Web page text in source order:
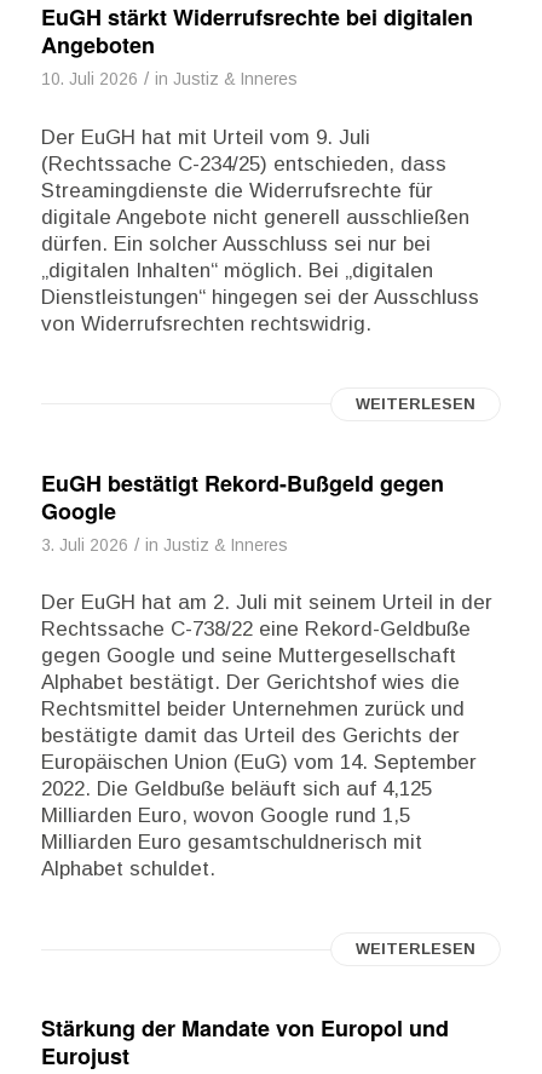
EuGH stärkt Widerrufsrechte bei digitalen
Angeboten
10. Juli 2026 / in Justiz & Inneres
Der EuGH hat mit Urteil vom 9. Juli
(Rechtssache C-234/25) entschieden, dass
Streamingdienste die Widerrufsrechte für
digitale Angebote nicht generell ausschließen
dürfen. Ein solcher Ausschluss sei nur bei
„digitalen Inhalten“ möglich. Bei „digitalen
Dienstleistungen“ hingegen sei der Ausschluss
von Widerrufsrechten rechtswidrig.
WEITERLESEN
EuGH bestätigt Rekord-Bußgeld gegen
Google
3. Juli 2026 / in Justiz & Inneres
Der EuGH hat am 2. Juli mit seinem Urteil in der
Rechtssache C-738/22 eine Rekord-Geldbuße
gegen Google und seine Muttergesellschaft
Alphabet bestätigt. Der Gerichtshof wies die
Rechtsmittel beider Unternehmen zurück und
bestätigte damit das Urteil des Gerichts der
Europäischen Union (EuG) vom 14. September
2022. Die Geldbuße beläuft sich auf 4,125
Milliarden Euro, wovon Google rund 1,5
Milliarden Euro gesamtschuldnerisch mit
Alphabet schuldet.
WEITERLESEN
Stärkung der Mandate von Europol und
Eurojust